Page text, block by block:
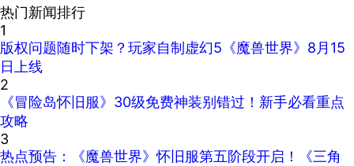
热门新闻排行
1
版权问题随时下架？玩家自制虚幻5《魔兽世界》8月15
日上线
2
《冒险岛怀旧服》30级免费神装别错过！新手必看重点
攻略
3
热点预告：《魔兽世界》怀旧服第五阶段开启！《三角